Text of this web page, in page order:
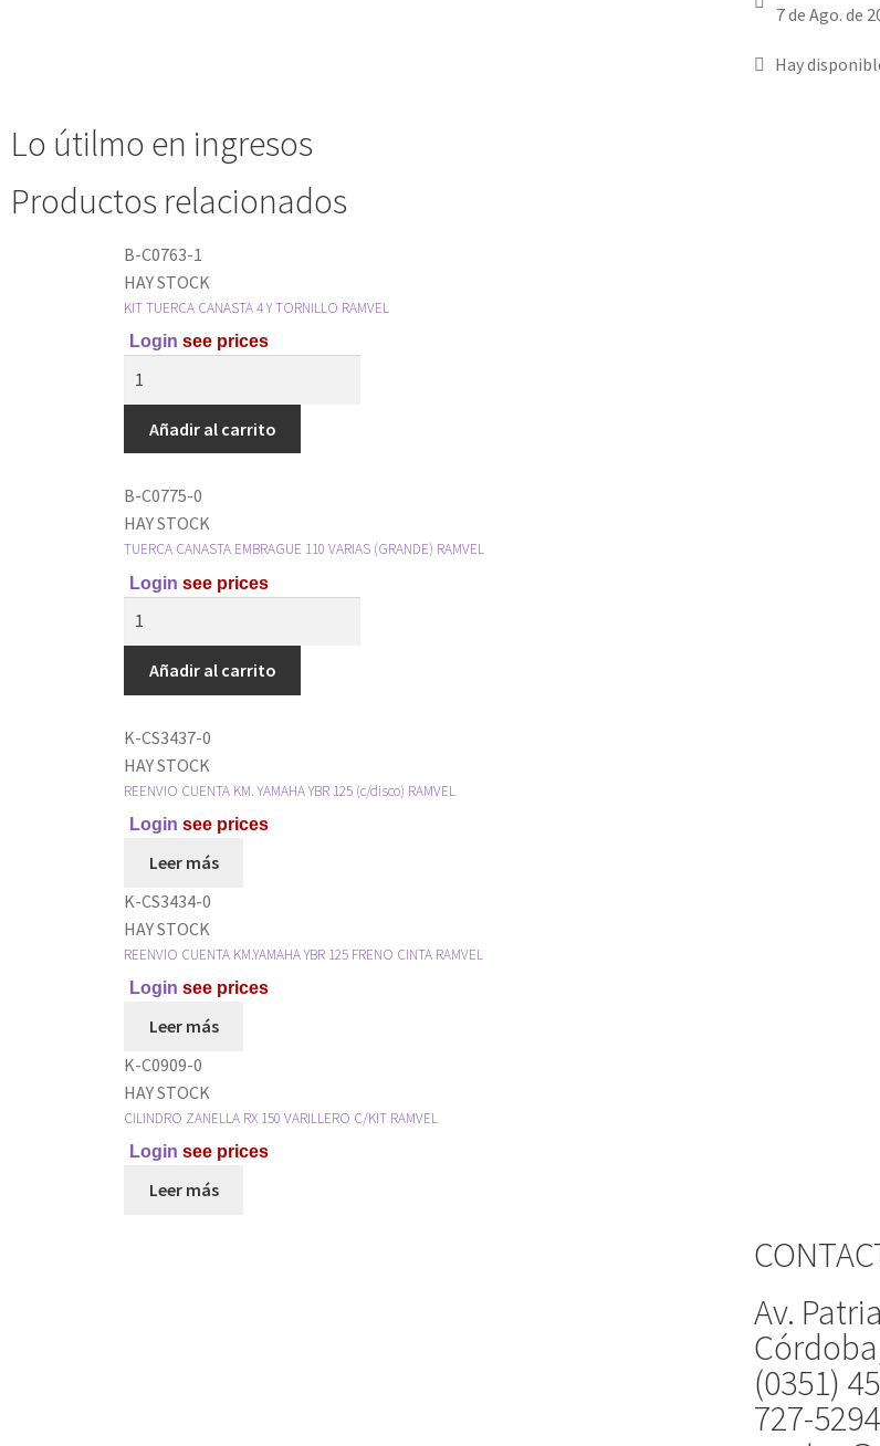
7 de Ago. de
Hay
Lo útilmo en ingresos
Productos relacionados
B-C0763-1
HAY STOCK
KIT TUERCA CANASTA 4 Y TORNILLO RAMVEL
Login see prices
Añadir al carrito
B-C0775-0
HAY STOCK
TUERCA CANASTA EMBRAGUE 110 VARIAS (GRANDE) RAMVEL
Login see prices
Añadir al carrito
K-CS3437-0
HAY STOCK
REENVIO CUENTA KM. YAMAHA YBR 125 (c/disco) RAMVEL
Login see prices
Leer más
K-CS3434-0
HAY STOCK
REENVIO CUENTA KM.YAMAHA YBR 125 FRENO CINTA RAMVEL
Login see prices
Leer más
K-C0909-0
HAY STOCK
CILINDRO ZANELLA RX 150 VARILLERO C/KIT RAMVEL
Login see prices
Leer más
Av.
(0351)
727-5294